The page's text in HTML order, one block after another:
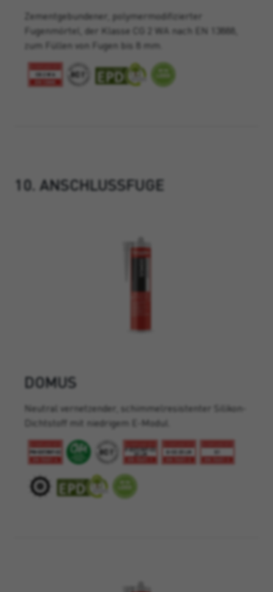
Zementgebundener, polymermodifizierter
Fugenmörtel, der Klasse CG 2 WA nach EN 13888,
zum Füllen von Fugen bis 8 mm.
10. ANSCHLUSSFUGE
DOMUS
Neutral vernetzender, schimmelresistenter Silikon-
Dichtstoff mit niedrigem E-Modul.